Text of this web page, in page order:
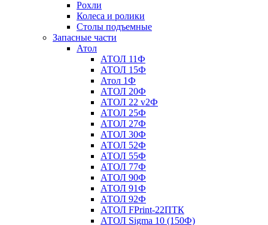
Рохли
Колеса и ролики
Столы подъемные
Запасные части
Атол
АТОЛ 11Ф
АТОЛ 15Ф
Атол 1Ф
АТОЛ 20Ф
АТОЛ 22 v2Ф
АТОЛ 25Ф
АТОЛ 27Ф
АТОЛ 30Ф
АТОЛ 52Ф
АТОЛ 55Ф
АТОЛ 77Ф
АТОЛ 90Ф
АТОЛ 91Ф
АТОЛ 92Ф
АТОЛ FPrint-22ПТК
АТОЛ Sigma 10 (150Ф)